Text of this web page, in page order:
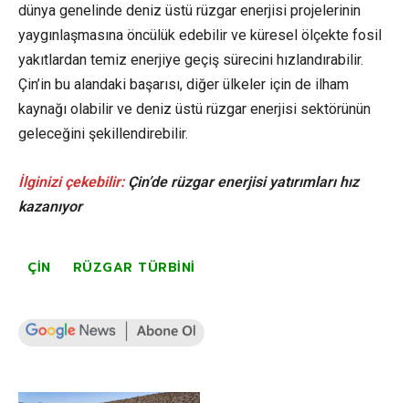
dünya genelinde deniz üstü rüzgar enerjisi projelerinin
yaygınlaşmasına öncülük edebilir ve küresel ölçekte fosil
yakıtlardan temiz enerjiye geçiş sürecini hızlandırabilir.
Çin’in bu alandaki başarısı, diğer ülkeler için de ilham
kaynağı olabilir ve deniz üstü rüzgar enerjisi sektörünün
geleceğini şekillendirebilir.
İlginizi çekebilir:Çin’de rüzgar enerjisi yatırımları hız
kazanıyor
ÇIN RÜZGAR TÜRBINI